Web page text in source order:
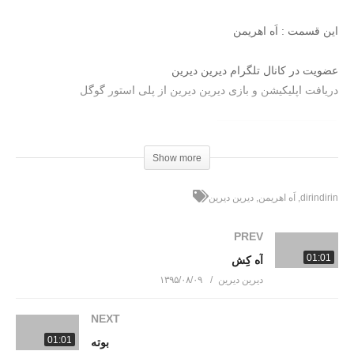
این قسمت : اَه اهریمن
عضویت در کانال تلگرام دیرین دیرین
دریافت اپلیکیشن و بازی دیرین دیرین از پلی استور گوگل
Show more
dirindirin اَه اهریمن دیرین دیرین
01:01
PREV
آه کِش
دیرین دیرین ۱۳۹۵/۰۸/۰۹
01:01
NEXT
بوته